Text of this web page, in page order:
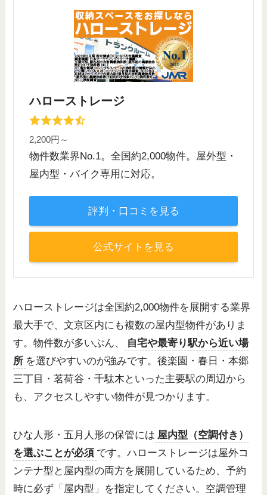
ハローストレージ
2,200円～
物件数業界No.1。全国約2,000物件。屋外型・
屋内型・バイク専用に対応。
評判・口コミを見る
公式サイトを見る
ハローストレージは全国約2,000物件を展開する業界
最大手で、文京区内にも複数の屋内型物件がありま
す。物件数が多いぶん、
自宅や最寄り駅から近い場
所 を選びやすいのが強みです。後楽園・春日・本郷
三丁目・茗荷谷・千駄木といった主要駅の周辺から
も、アクセスしやすい物件が見つかります。
ひな人形・五月人形の保管には 屋内型（空調付き）
を選ぶことが必須 です。ハローストレージは屋外コ
ンテナ型と屋内型の両方を展開しているため、予約
時に必ず「屋内型」を指定してください。空調管理